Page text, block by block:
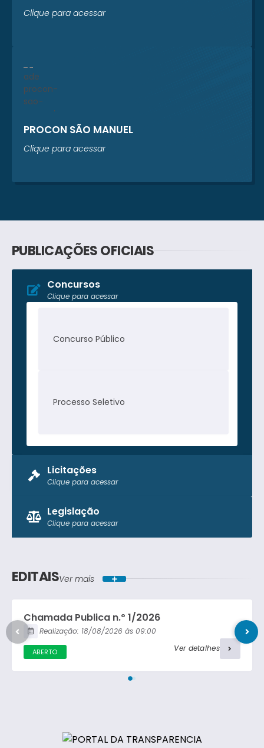
Clique para acessar
PROCON SÃO MANUEL
Clique para acessar
PUBLICAÇÕES OFICIAIS
Concursos
Clique para acessar
Concurso Público
Processo Seletivo
Licitações
Clique para acessar
Tomada de Preço
Carta Convite
Legislação
Clique para acessar
Lei Ordinária
Portaria
EDITAISVer mais
Chamada Publica n.º 1/2026
ABERTO
Realização: 18/08/2026
09:00
Ver detalhes